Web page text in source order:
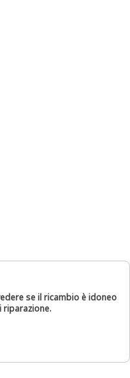
se il ricambio è idoneo
riparazione.